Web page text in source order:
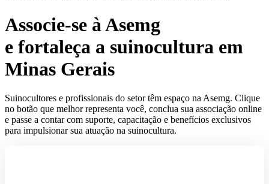
Associe-se à Asemg
e fortaleça a suinocultura em
Minas Gerais
Suinocultores e profissionais do setor têm espaço na Asemg. Clique
no botão que melhor representa você, conclua sua associação online
e passe a contar com suporte, capacitação e benefícios exclusivos
para impulsionar sua atuação na suinocultura.